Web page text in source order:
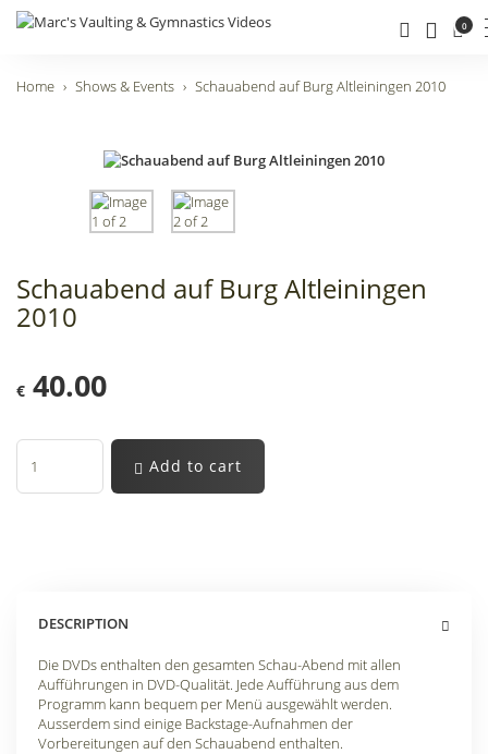
0
Home Shows & Events Schauabend auf Burg Altleiningen 2010
Schauabend auf Burg Altleiningen
2010
€ 40.00
Add to cart
DESCRIPTION
Die DVDs enthalten den gesamten Schau-Abend mit allen
Aufführungen in DVD-Qualität. Jede Aufführung aus dem
Programm kann bequem per Menü ausgewählt werden.
Ausserdem sind einige Backstage-Aufnahmen der
Vorbereitungen auf den Schauabend enthalten.